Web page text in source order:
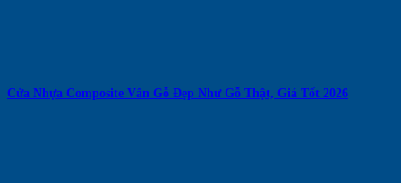
Cửa Nhựa Composite Vân Gỗ Đẹp Như Gỗ Thật, Giá Tốt 2026